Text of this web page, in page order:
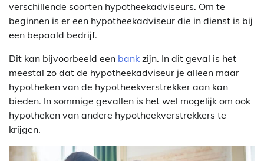
verschillende soorten hypotheekadviseurs. Om te
beginnen is er een hypotheekadviseur die in dienst is bij
een bepaald bedrijf.
Dit kan bijvoorbeeld een bank zijn. In dit geval is het
meestal zo dat de hypotheekadviseur je alleen maar
hypotheken van de hypotheekverstrekker aan kan
bieden. In sommige gevallen is het wel mogelijk om ook
hypotheken van andere hypotheekverstrekkers te
krijgen.